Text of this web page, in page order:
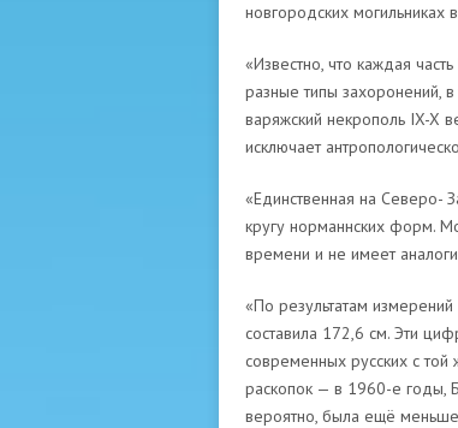
новгородских могильниках
«Известно, что каждая
разные типы захоронений,
варяжский некрополь IX-X
исключает
«Единственная на Северо-
кругу норманнских форм.
времени и не имеет
«По результатам
составила 172,6 см. Эти
современных русских с
раскопок — в 1960-е годы,
вероятно, была ещё